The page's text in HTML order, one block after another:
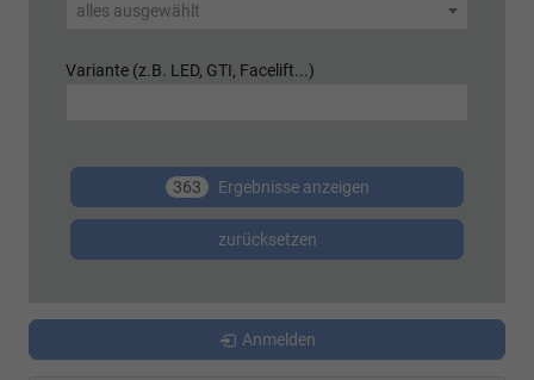
alles ausgewählt
Variante (z.B. LED, GTI, Facelift...)
363 Ergebnisse anzeigen
zurücksetzen
Anmelden